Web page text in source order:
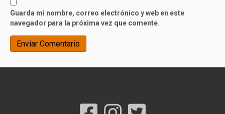
Guarda mi nombre, correo electrónico y web en este
navegador para la próxima vez que comente.